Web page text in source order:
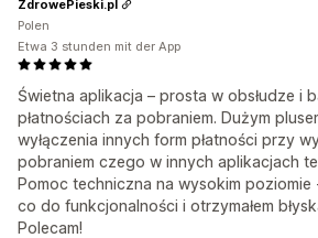
Świetna aplikacja – prosta w obsłudze i
płatnościach za pobraniem. Dużym
wyłączenia innych form płatności przy
pobraniem czego w innych aplikacjach
Pomoc techniczna na wysokim poziomie
co do funkcjonalności i otrzymałem
Polecam!
ZdrowePieski.pl
Polen
Etwa 3 stunden mit der App